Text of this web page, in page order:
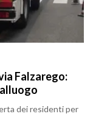
Falzarego:
dei residenti per